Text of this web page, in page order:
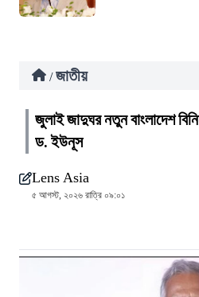
/ জাতীয়
জুলাই জাদুঘর নতুন বাংলাদেশ
ড. ইউনূস
Lens Asia
৫ আগস্ট, ২০২৬ রাত্রি ০৯:০১